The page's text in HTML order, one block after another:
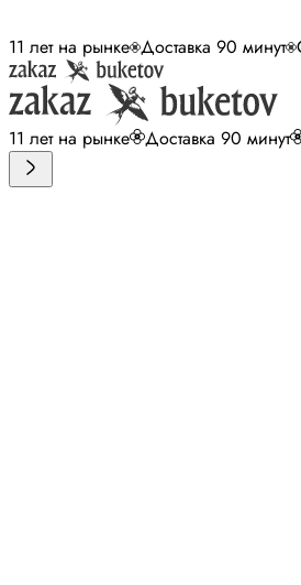
11 лет на рынке Доставка 90 минут
11 лет на рынке Доставка 90 минут